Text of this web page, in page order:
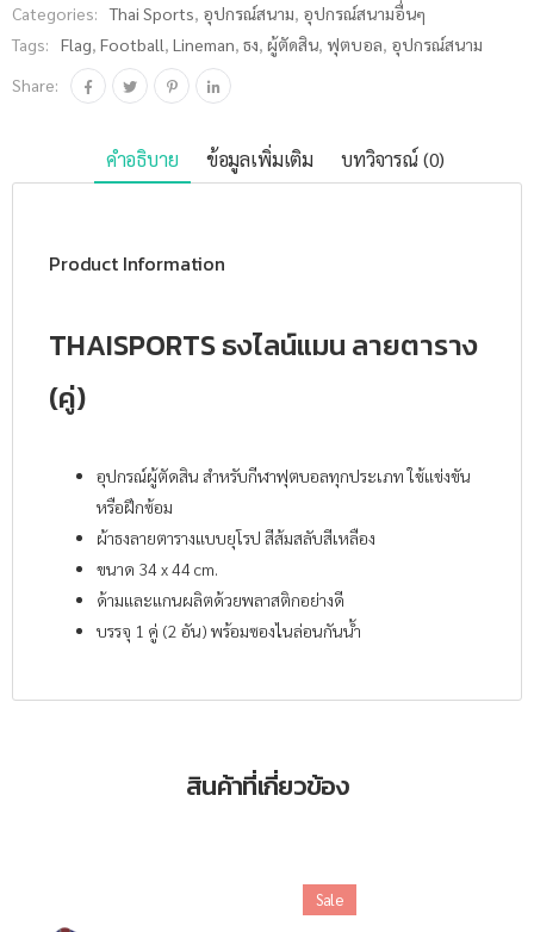
Categories:
Thai Sports, อุปกรณ์สนาม, อุปกรณ์สนามอื่นๆ
Tags:
Flag, Football, Lineman, ธง, ผู้ตัดสิน, ฟุตบอล, อุปกรณ์สนาม
Share:
คำอธิบาย ข้อมูลเพิ่มเติม บทวิจารณ์ (0)
Product Information
THAISPORTS ธงไลน์แมน ลายตาราง
(คู่)
อุปกรณ์ผู้ตัดสิน สำหรับกีฬาฟุตบอลทุกประเภท ใช้แข่งขัน
หรือฝึกซ้อม
ผ้าธงลายตารางแบบยุโรป สีส้มสลับสีเหลือง
ขนาด 34 x 44 cm.
ด้ามและแกนผลิตด้วยพลาสติกอย่างดี
บรรจุ 1 คู่ (2 อัน) พร้อมซองไนล่อนกันน้ำ
สินค้าที่เกี่ยวข้อง
Sale